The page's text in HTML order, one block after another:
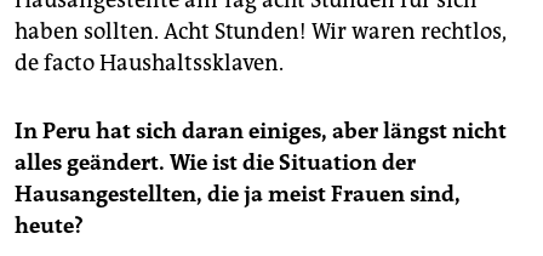
haben sollten. Acht Stunden! Wir waren rechtlos,
de facto Haushaltssklaven.
In Peru hat sich daran einiges, aber längst nicht
alles geändert. Wie ist die Situation der
Hausangestellten, die ja meist Frauen sind,
heute?